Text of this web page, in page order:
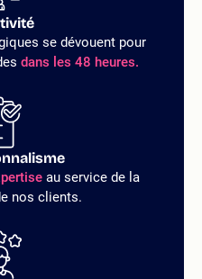
se dévouent pour
dans les 48 heures.
au service de la
nos clients.